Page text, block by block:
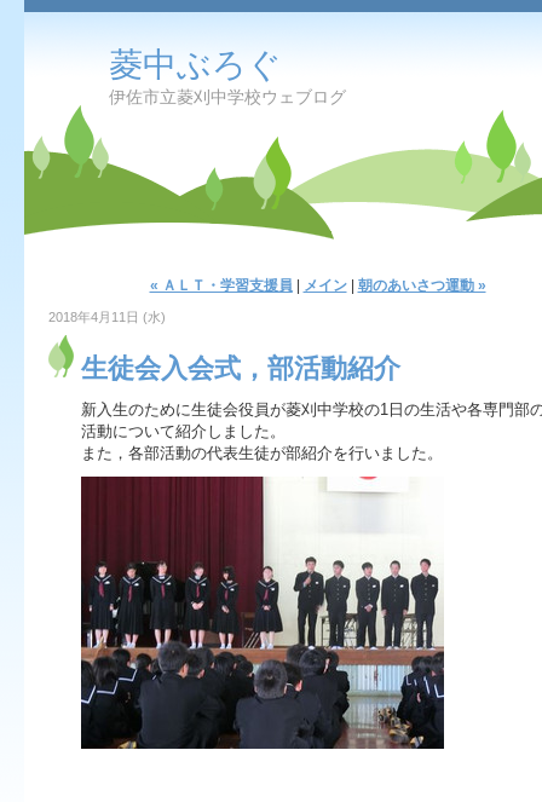
菱中ぶろぐ
伊佐市立菱刈中学校ウェブログ
« ＡＬＴ・学習支援員 メイン| 朝のあいさつ運動 »
2018年4月11日 (水)
生徒会入会式，部活動紹介
新入生のために生徒会役員が菱刈中学校の1日の生活や各専門部
活動について紹介しました。
また，各部活動の代表生徒が部紹介を行いました。